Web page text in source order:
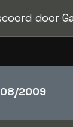
door
2009